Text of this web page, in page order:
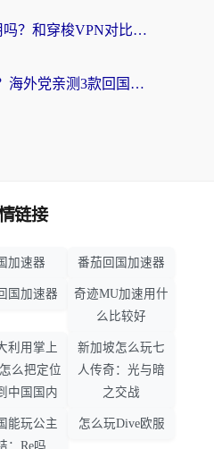
Quickback VPN好用吗？和穿梭VPN对比哪个回国效果更好？海外党必看的真实测评与选择指南
穿梭和快喵好用吗？海外党亲测3款回国加速器，附日本回国VPN避坑指南
链接
加速器 番茄回国加速器
国加速器
奇迹MU加速用什
么比较好
利用掌上
么把定位
中国国内
新加坡怎么玩七
人传奇：光与暗
之交战
能玩公主
：Re吗
怎么玩Dive欧服